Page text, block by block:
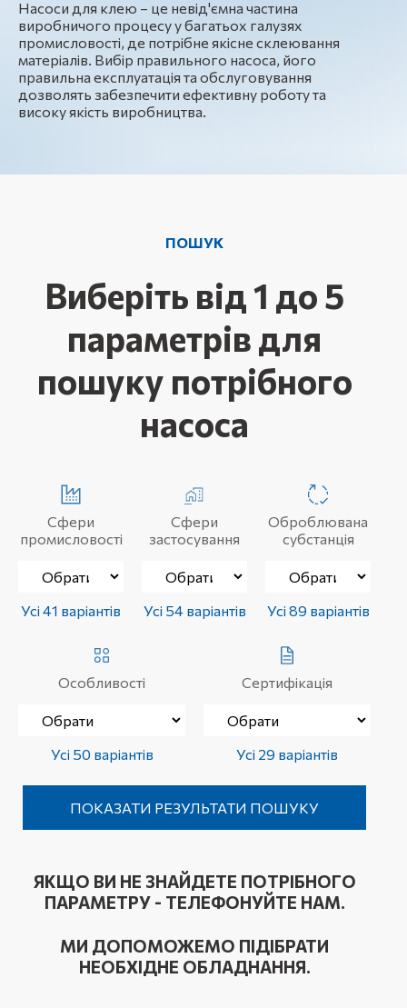
Насоси для клею – це невід'ємна частина
виробничого процесу у багатьох галузях
промисловості, де потрібне якісне склеювання
матеріалів. Вибір правильного насоса, його
правильна експлуатація та обслуговування
дозволять забезпечити ефективну роботу та
високу якість виробництва.
ПОШУК
Виберіть від 1 до 5
параметрів для
пошуку потрібного
насоса
Сфери
промисловості
Усі 41 варіантів
Сфери
застосування
Усі 54 варіантів
Оброблювана
субстанція
Усі 89 варіантів
Особливості
Усі 50 варіантів
Сертифікація
Усі 29 варіантів
ЯКЩО ВИ НЕ ЗНАЙДЕТЕ ПОТРІБНОГО
ПАРАМЕТРУ - ТЕЛЕФОНУЙТЕ НАМ.
МИ ДОПОМОЖЕМО ПІДІБРАТИ
НЕОБХІДНЕ ОБЛАДНАННЯ.